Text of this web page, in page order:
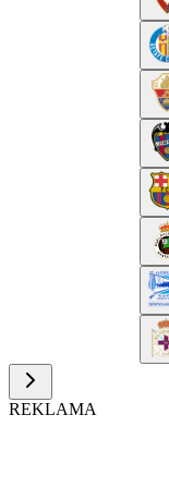
REKLAMA